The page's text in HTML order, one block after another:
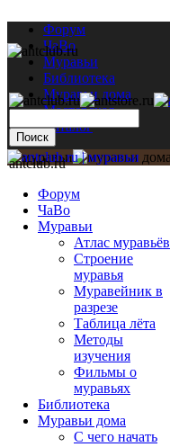
Форум
ЧаВо
Муравьи
Библиотека
Муравьи дома
Мастерская
Каталог
antclub.ru
Форум
ЧаВо
Муравьи
Атлас муравьёв
Строение
муравья
Муравейник в
разрезе
Таблица лёта
Методы
изучения
Фильмы о
муравьях
Библиотека
Муравьи дома
С чего начать